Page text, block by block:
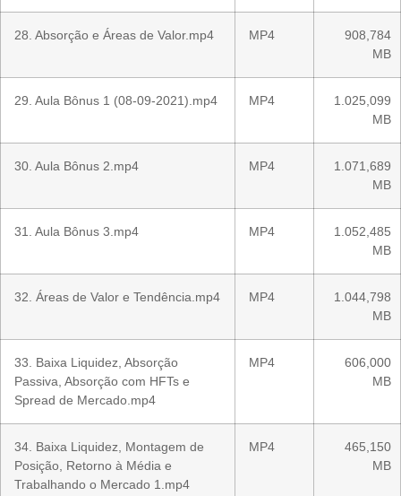
28. Absorção e Áreas de Valor.mp4 MP4
908,784
MB
29. Aula Bônus 1 (08-09-2021).mp4 MP4
1.025,099
MB
30. Aula Bônus 2.mp4 MP4
1.071,689
MB
31. Aula Bônus 3.mp4 MP4
1.052,485
MB
32. Áreas de Valor e Tendência.mp4 MP4
1.044,798
MB
33. Baixa Liquidez, Absorção
Passiva, Absorção com HFTs e
Spread de Mercado.mp4
MP4
606,000
MB
34. Baixa Liquidez, Montagem de
Posição, Retorno à Média e
Trabalhando o Mercado 1.mp4
MP4
465,150
MB